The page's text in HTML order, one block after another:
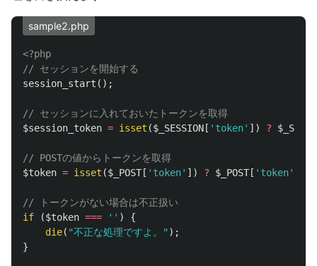
sample2.php
<?php
// セッションを開始する
session_start ();
// セッションに入れておいたトークンを取得
$session_token = isset ($_SESSION [ 'token' ]) ?
// POSTの値からトークンを取得
$token = isset ($_POST [ 'token' ]) ? $_POST [ 'token'
// トークンがない場合は不正扱い
if
($token === '' )
{
die( "不正な処理ですよ。" );
}